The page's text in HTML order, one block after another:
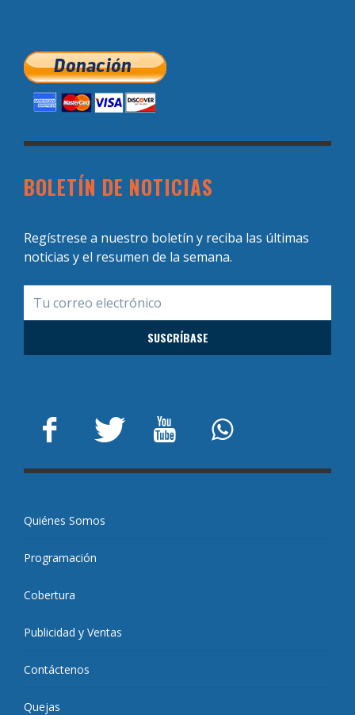
BOLETÍN DE NOTICIAS
Regístrese a nuestro boletín y reciba las últimas
noticias y el resumen de la semana.
Quiénes Somos
Programación
Cobertura
Publicidad y Ventas
Contáctenos
Quejas